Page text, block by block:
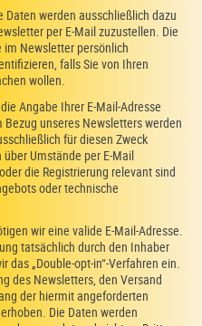
Daten werden ausschließlich dazu
per E-Mail zuzustellen. Die
Newsletter persönlich
falls Sie von Ihren
wollen.
Angabe Ihrer E-Mail-Adresse
unseres Newsletters werden
für diesen Zweck
Umstände per E-Mail
die Registrierung relevant sind
oder technische
wir eine valide E-Mail-Adresse.
tatsächlich durch den Inhaber
das „Double-opt-in“-Verfahren ein.
des Newsletters, den Versand
der hiermit angeforderten
Die Daten werden